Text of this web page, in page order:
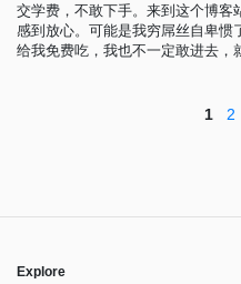
交学费，不敢下手。来到这个博客
感到放心。可能是我穷屌丝自卑惯
给我免费吃，我也不一定敢进去，
1 2
Explore